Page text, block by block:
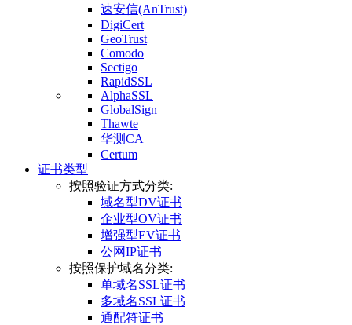
速安信(AnTrust)
DigiCert
GeoTrust
Comodo
Sectigo
RapidSSL
AlphaSSL
GlobalSign
Thawte
华测CA
Certum
证书类型
按照验证方式分类:
域名型DV证书
企业型OV证书
增强型EV证书
公网IP证书
按照保护域名分类:
单域名SSL证书
多域名SSL证书
通配符证书